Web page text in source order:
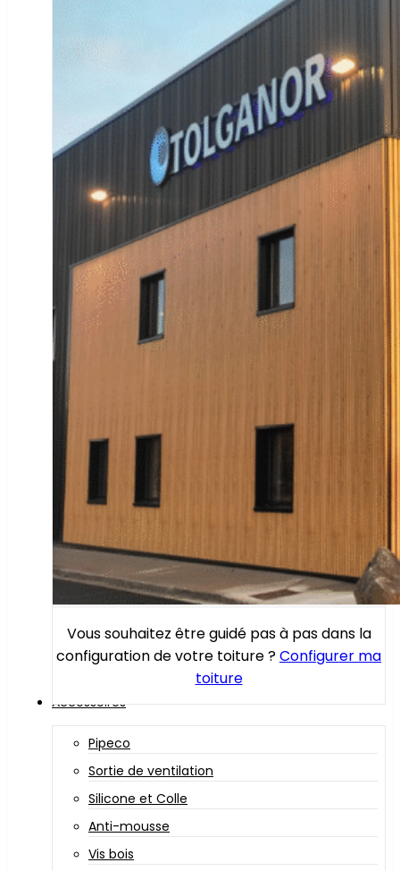
Vous souhaitez être guidé pas à pas dans la
configuration de votre toiture ?Configurer ma
toiture
Accessoires
Pipeco
Sortie de ventilation
Silicone et Colle
Anti-mousse
Vis bois